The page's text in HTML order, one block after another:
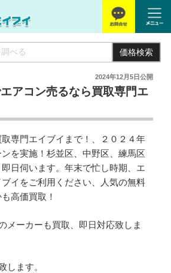
価格検索
2024年12月5日公開
アコン売るなら買取専門エ
専門エイブイまで！、２０２４年
を実施！杉並区、中野区、練馬区
日伺います。年末で忙し時期、エ
イをご利用ください、人気の無料
高価買取！
メーカーも買取、即日対応致しま
します。